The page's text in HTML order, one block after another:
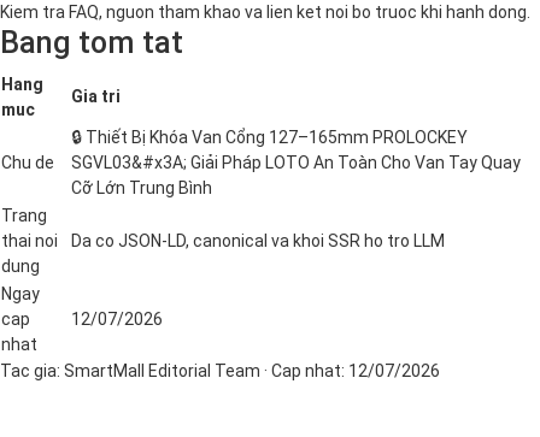
Kiem tra FAQ, nguon tham khao va lien ket noi bo truoc khi hanh dong.
Bang tom tat
Hang
muc
Gia tri
Chu de
🔒 Thiết Bị Khóa Van Cổng 127–165mm PROLOCKEY
SGVL03&#x3A; Giải Pháp LOTO An Toàn Cho Van Tay Quay
Cỡ Lớn Trung Bình
Trang
thai noi
dung
Da co JSON-LD, canonical va khoi SSR ho tro LLM
Ngay
cap
nhat
12/07/2026
Tac gia: SmartMall Editorial Team · Cap nhat: 12/07/2026